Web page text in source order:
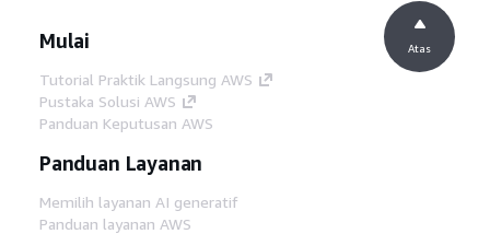
Mulai
Tutorial Praktik Langsung AWS
Pustaka Solusi AWS
Panduan Keputusan AWS
Panduan Layanan
Memilih layanan AI generatif
Panduan layanan AWS
Atas